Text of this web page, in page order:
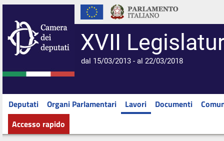
XVII
dal 15/03/2013 - al 22/03/2018
Deputati Organi Parlamentari Lavori Documenti
Accesso rapido